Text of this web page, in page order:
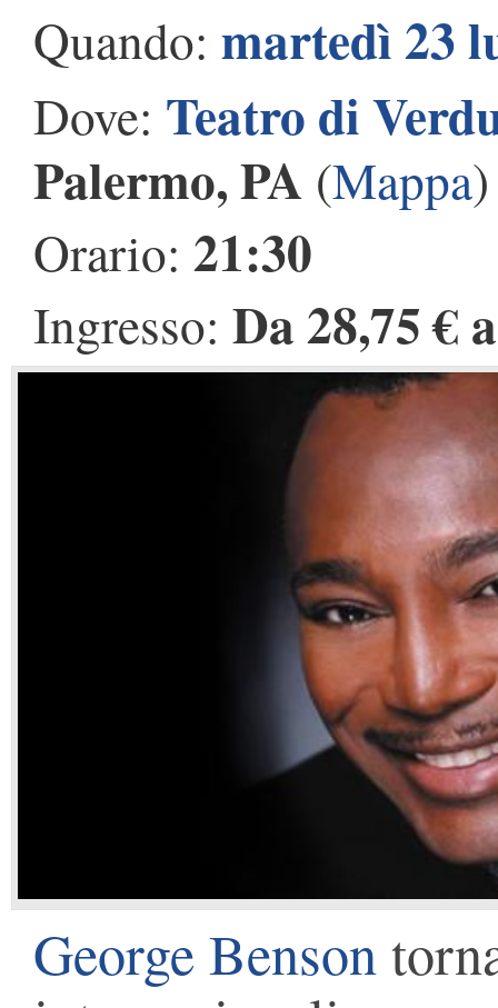
Quando: martedì 23
Dove: Teatro di
Palermo, PA (Mappa)
Orario: 21:30
Ingresso: Da 28,75 €
George Benson